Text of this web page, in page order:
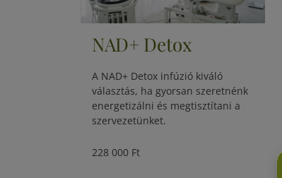
NAD+ Detox
A NAD+ Detox infúzió kiváló
választás, ha gyorsan szeretnénk
energetizálni és megtisztítani a
szervezetünket.
228 000 Ft